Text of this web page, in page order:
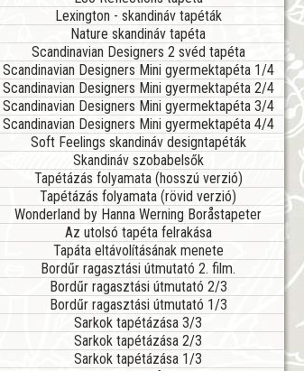
Lexington - skandináv tapéták
Nature skandináv tapéta
Scandinavian Designers 2 svéd tapéta
Scandinavian Designers Mini gyermektapéta 1/4
Scandinavian Designers Mini gyermektapéta 2/4
Scandinavian Designers Mini gyermektapéta 3/4
Scandinavian Designers Mini gyermektapéta 4/4
Soft Feelings skandináv designtapéták
Skandináv szobabelsők
Tapétázás folyamata (hosszú verzió)
Tapétázás folyamata (rövid verzió)
Wonderland by Hanna Werning Boråstapeter
Az utolsó tapéta felrakása
Tapáta eltávolításának menete
Bordűr ragasztási útmutató 2. film.
Bordűr ragasztási útmutató 2/3
Bordűr ragasztási útmutató 1/3
Sarkok tapétázása 3/3
Sarkok tapétázása 2/3
Sarkok tapétázása 1/3